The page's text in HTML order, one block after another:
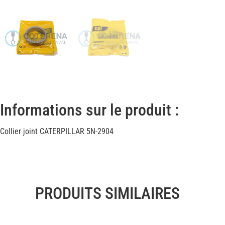
Informations sur le produit :
Collier joint CATERPILLAR 5N-2904
PRODUITS SIMILAIRES